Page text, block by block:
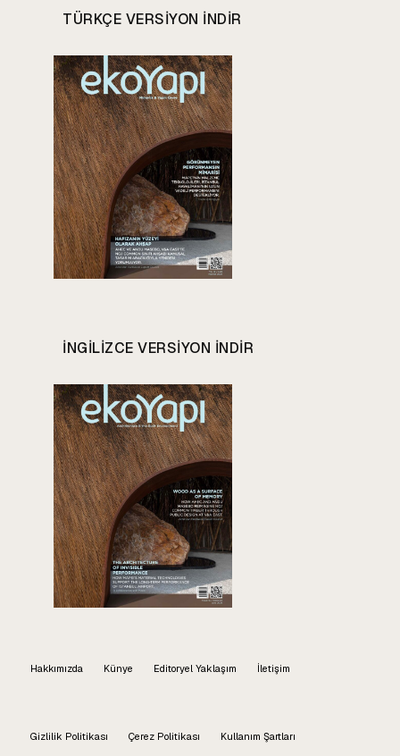
TÜRKÇE VERSIYON INDIR
INGILIZCE VERSIYON INDIR
Hakkımızda Künye Editoryel Yaklaşım İletişim
Gizlilik Politikası Çerez Politikası Kullanım Şartları